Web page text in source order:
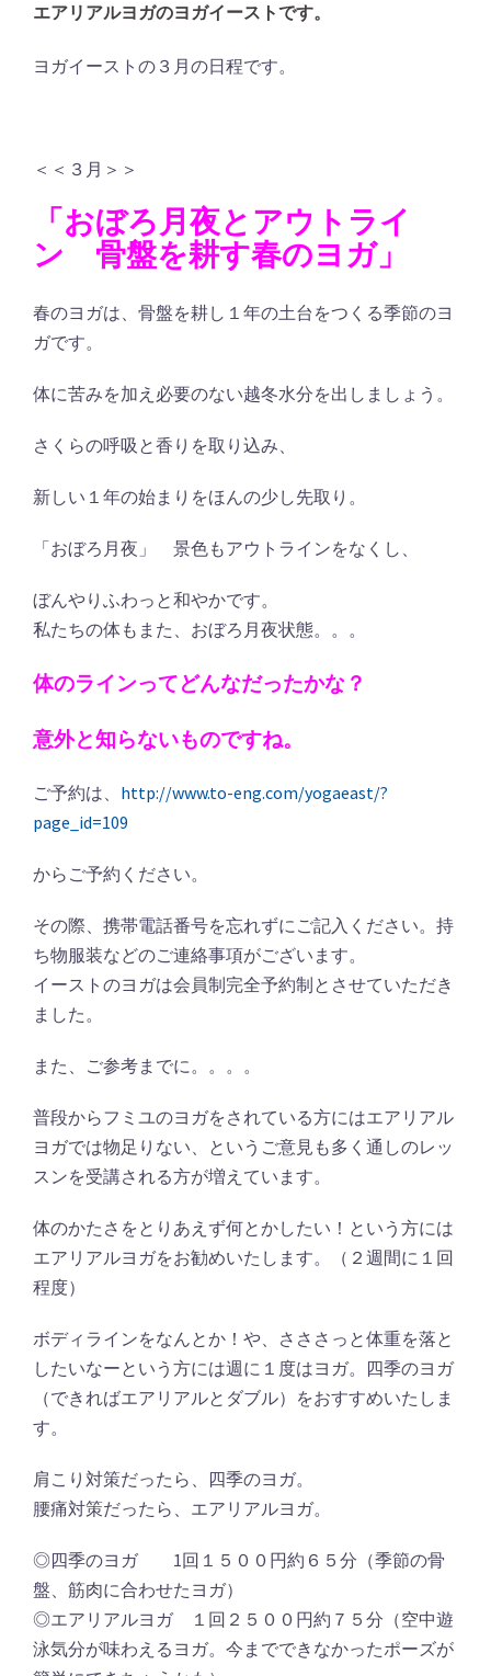
エアリアルヨガのヨガイーストです。
ヨガイーストの３月の日程です。
＜＜３月＞＞
「おぼろ月夜とアウトライ
ン 骨盤を耕す春のヨガ」
春のヨガは、骨盤を耕し１年の土台をつくる季節のヨ
ガです。
体に苦みを加え必要のない越冬水分を出しましょう。
さくらの呼吸と香りを取り込み、
新しい１年の始まりをほんの少し先取り。
「おぼろ月夜」 景色もアウトラインをなくし、
ぼんやりふわっと和やかです。
私たちの体もまた、おぼろ月夜状態。。。
体のラインってどんなだったかな？
意外と知らないものですね。
ご予約は、 http://www.to-eng.com/yogaeast/?
page_id=109
からご予約ください。
その際、携帯電話番号を忘れずにご記入ください。持
ち物服装などのご連絡事項がございます。
イーストのヨガは会員制完全予約制とさせていただき
ました。
また、ご参考までに。。。。
普段からフミユのヨガをされている方にはエアリアル
ヨガでは物足りない、というご意見も多く通しのレッ
スンを受講される方が増えています。
体のかたさをとりあえず何とかしたい！という方には
エアリアルヨガをお勧めいたします。（２週間に１回
程度）
ボディラインをなんとか！や、さささっと体重を落と
したいなーという方には週に１度はヨガ。四季のヨガ
（できればエアリアルとダブル）をおすすめいたしま
す。
肩こり対策だったら、四季のヨガ。
腰痛対策だったら、エアリアルヨガ。
◎四季のヨガ 1回１５００円約６５分（季節の骨
盤、筋肉に合わせたヨガ）
◎エアリアルヨガ １回２５００円約７５分（空中遊
泳気分が味わえるヨガ。今までできなかったポーズが